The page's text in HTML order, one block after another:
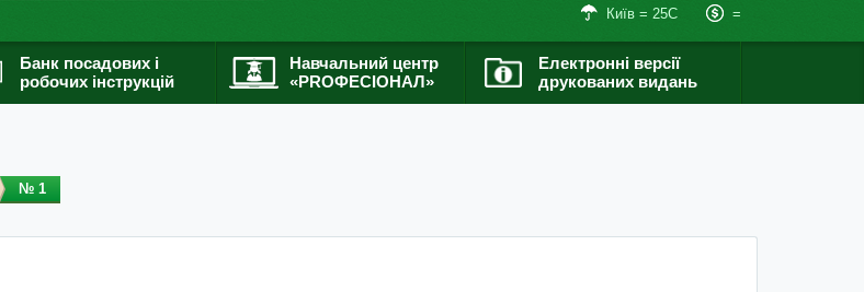
Київ = 25С =
Банк посадових і
робочих інструкцій
Навчальний центр
«PROФЕСІОНАЛ»
Електронні версії
друкованих видань
№ 1